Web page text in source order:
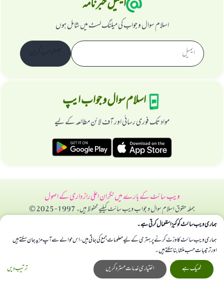
ایمیل خبرنامہ
اسلام سوال و جواب کی میلنگ لسٹ میں شامل ہوں
اسلام سوال و جواب ایپ
مواد تک فوری رسائی اور آف لائن مطالعہ کے لیے
ویب سائٹ کے بارے میںنگران اعلیراز داری کے اصول
جملہ حقوق اسلام سوال و جواب ویب سائٹ کیلیے محفوظ ہیں۔ 1997-2025 ©
ہماری ویب سائٹ کوکیز استعمال کرتی ہے۔
ہماری ویب سائٹ کا وزٹ کرنے پر بہتری کے لیے معلومات جمع کی جاتی ہیں، اس حوالے سے آپ مزید جان سکتے ہیں
اور ترتیبات حسب منشا بنا سکتے ہیں۔
ترتیب دیں
اختیاری خدمات مسترد کریں ٹھیک ہے